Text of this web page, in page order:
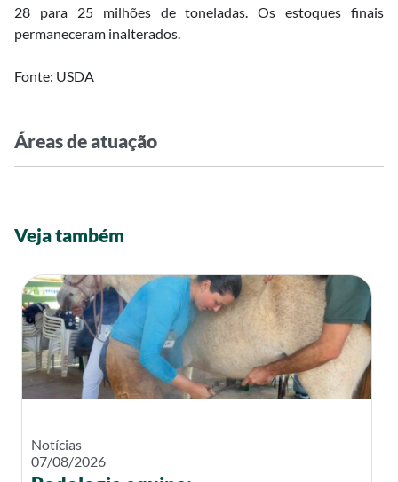
28 para 25 milhões de toneladas. Os estoques finais
permaneceram inalterados.
Fonte: USDA
Áreas de atuação
Veja também
Notícias
07/08/2026